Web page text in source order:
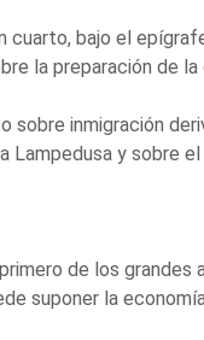
cuarto, bajo el
la preparación de
sobre inmigración
y sobre
de los
suponer la